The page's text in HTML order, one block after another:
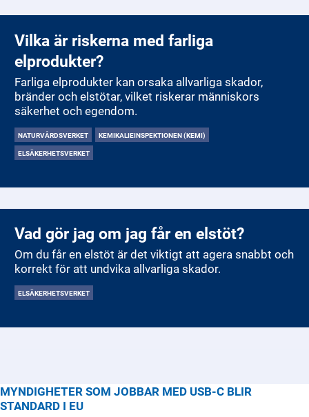
Vilka är riskerna med farliga
elprodukter?
Farliga elprodukter kan orsaka allvarliga skador,
bränder och elstötar, vilket riskerar människors
säkerhet och egendom.
NATURVÅRDSVERKET
KEMIKALIEINSPEKTIONEN (KEMI)
ELSÄKERHETSVERKET
Vad gör jag om jag får en elstöt?
Om du får en elstöt är det viktigt att agera snabbt och
korrekt för att undvika allvarliga skador.
ELSÄKERHETSVERKET
MYNDIGHETER SOM JOBBAR MED USB-C BLIR
STANDARD I EU